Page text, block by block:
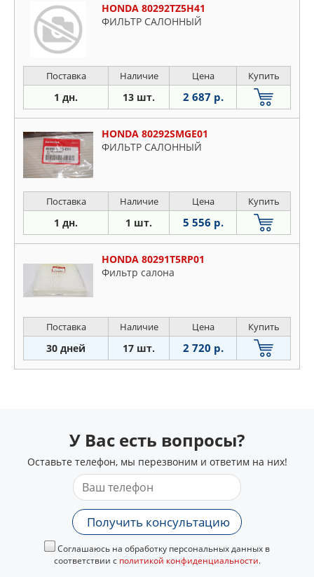
HONDA 80292TZ5H41
ФИЛЬТР САЛОННЫЙ
Поставка Наличие Цена Купить
1 дн. 13 шт. 2 687 р.
HONDA 80292SMGE01
ФИЛЬТР САЛОННЫЙ
Поставка Наличие Цена Купить
1 дн. 1 шт. 5 556 р.
HONDA 80291T5RP01
Фильтp caлoнa
Поставка Наличие Цена Купить
30 дней 17 шт. 2 720 р.
У Вас есть вопросы?
Оставьте телефон, мы перезвоним и ответим на них!
Получить консультацию
Соглашаюсь на обработку персональных данных в
соответствии с политикой конфиденциальности.